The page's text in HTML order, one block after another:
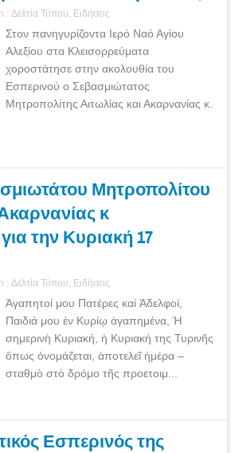
: Δελτία Τύπου Ειδήσεις
Στον πανηγυρίζοντα Ιερό Ναό Αγίου
Αλεξίου στα Κλεισορρεύματα
χοροστάτησε στην ακολουθία του
Εσπερινού ο Σεβασμιώτατος
Μητροπολίτης Αιτωλίας και Ακαρνανίας κ.
Μητροπολίτου
κ
την Κυριακή 17
: Δελτία Τύπου Ειδήσεις
Ἀγαπητοί μου Πατέρες καί Ἀδελφοί,
Παιδιά μου ἐν Κυρίῳ ἀγαπημένα, Ἡ
σημερινὴ Κυριακή, ἡ Κυριακή της Τυρινῆς
ὅπως ὀνομάζεται, ἀποτελεῖ ἡμέρα –
σταθμὸ στὸ δρόμο τῆς προετοιμ...
Εσπερινός της